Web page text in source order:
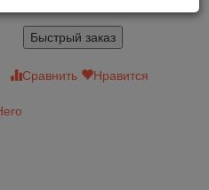
Быстрый заказ
Сравнить
Нравится